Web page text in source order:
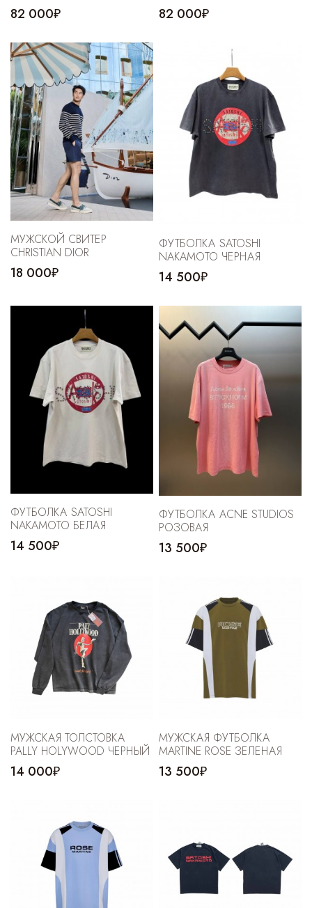
82 000₽ 82 000₽
МУЖСКОЙ СВИТЕР
CHRISTIAN DIOR
18 000₽
ФУТБОЛКА SATOSHI
NAKAMOTO ЧЕРНАЯ
14 500₽
ФУТБОЛКА SATOSHI
NAKAMOTO БЕЛАЯ
14 500₽
ФУТБОЛКА ACNE STUDIOS
РОЗОВАЯ
13 500₽
МУЖСКАЯ ТОЛСТОВКА
PALLY HOLYWOOD ЧЕРНЫЙ
14 000₽
МУЖСКАЯ ФУТБОЛКА
MARTINE ROSE ЗЕЛЕНАЯ
13 500₽
Комбинезоны